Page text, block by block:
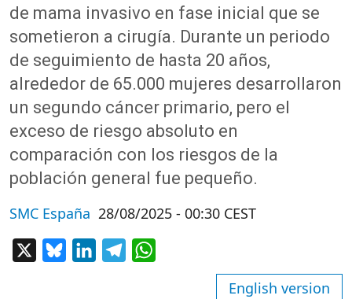
de mama invasivo en fase inicial que se
sometieron a cirugía. Durante un periodo
de seguimiento de hasta 20 años,
alrededor de 65.000 mujeres desarrollaron
un segundo cáncer primario, pero el
exceso de riesgo absoluto en
comparación con los riesgos de la
población general fue pequeño.
SMC España 28/08/2025 - 00:30 CEST
BlueskyLinkedInTelegram
English version